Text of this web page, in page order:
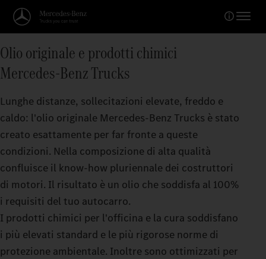
Olio originale e prodotti chimici
Mercedes‑Benz Trucks
Lunghe distanze, sollecitazioni elevate, freddo e
caldo: l'olio originale Mercedes‑Benz Trucks è stato
creato esattamente per far fronte a queste
condizioni. Nella composizione di alta qualità
confluisce il know‑how pluriennale dei costruttori
di motori. Il risultato è un olio che soddisfa al 100%
i requisiti del tuo autocarro.
I prodotti chimici per l'officina e la cura soddisfano
i più elevati standard e le più rigorose norme di
protezione ambientale. Inoltre sono ottimizzati per